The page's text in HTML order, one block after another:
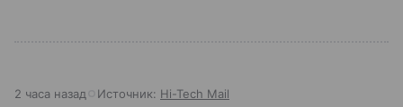
2 часа назад Источник: Hi-Tech Mail